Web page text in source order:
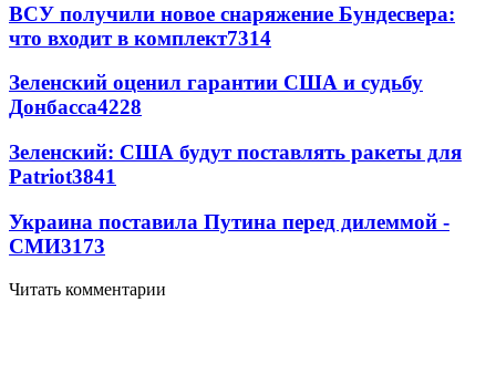
ВСУ получили новое снаряжение Бундесвера:
что входит в комплект7314
Зеленский оценил гарантии США и судьбу
Донбасса4228
Зеленский: США будут поставлять ракеты для
Patriot3841
Украина поставила Путина перед дилеммой -
СМИ3173
Читать комментарии